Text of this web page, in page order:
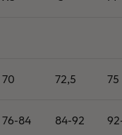
70 72,5 75
76-84 84-92